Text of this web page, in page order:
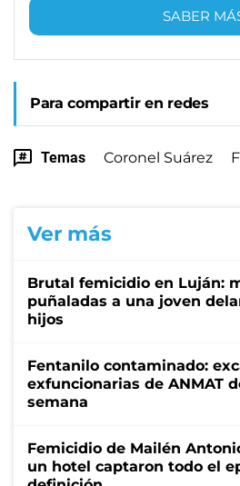
SABER
Para compartir en redes
Temas Coronel Suárez
Ver más
Brutal femicidio en Luján:
puñaladas a una joven
hijos
Fentanilo contaminado:
exfuncionarias de ANMAT
semana
Femicidio de Mailén
un hotel captaron todo el